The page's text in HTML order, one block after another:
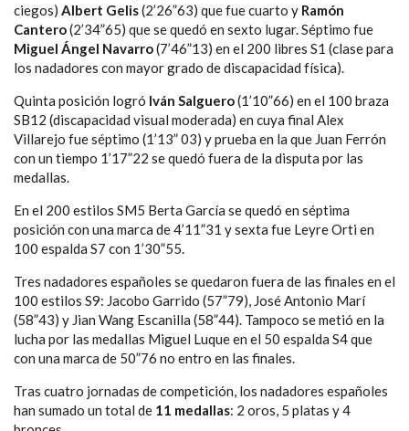
ciegos) Albert Gelis(2’26”63) que fue cuarto y Ramón
Cantero(2’34”65) que se quedó en sexto lugar. Séptimo fue
Miguel Ángel Navarro(7’46”13) en el 200 libres S1 (clase para
los nadadores con mayor grado de discapacidad física).
Quinta posición logró Iván Salguero(1’10”66) en el 100 braza
SB12 (discapacidad visual moderada) en cuya final Alex
Villarejo fue séptimo (1’13” 03) y prueba en la que Juan Ferrón
con un tiempo 1’17”22 se quedó fuera de la disputa por las
medallas.
En el 200 estilos SM5 Berta García se quedó en séptima
posición con una marca de 4’11”31 y sexta fue Leyre Orti en
100 espalda S7 con 1’30”55.
Tres nadadores españoles se quedaron fuera de las finales en el
100 estilos S9: Jacobo Garrido (57”79), José Antonio Marí
(58”43) y Jian Wang Escanilla (58”44). Tampoco se metió en la
lucha por las medallas Miguel Luque en el 50 espalda S4 que
con una marca de 50”76 no entro en las finales.
Tras cuatro jornadas de competición, los nadadores españoles
han sumado un total de 11 medallas: 2 oros, 5 platas y 4